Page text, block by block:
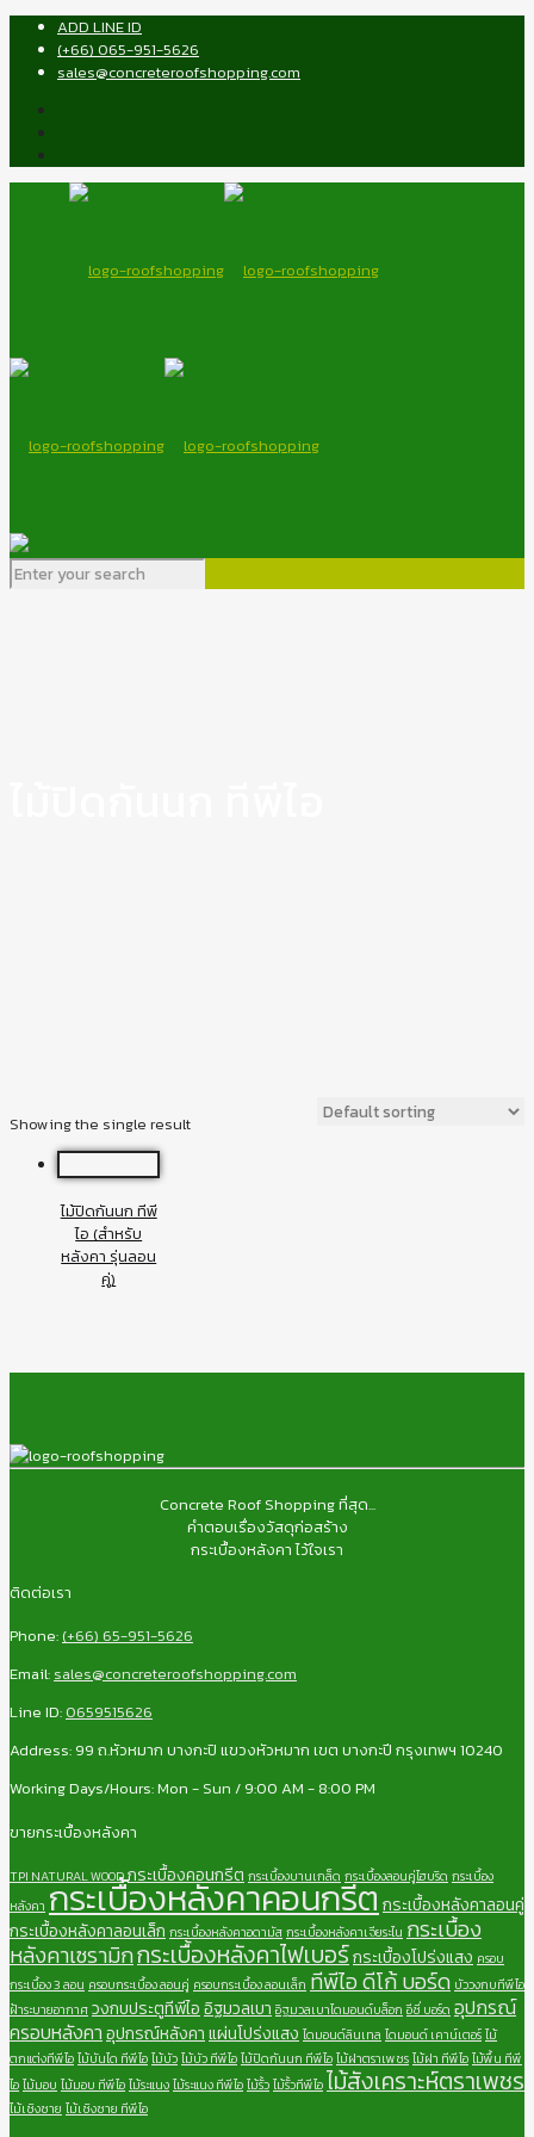
ADD LINE ID
(+66) 065-951-5626
sales@concreteroofshopping.com
Showing the single result
ไม้ปิดกันนก ทีพี
ไอ (สำหรับ
หลังคา รุ่นลอน
คู่)
Concrete Roof Shopping ที่สุด...
คำตอบเรื่องวัสดุก่อสร้าง
กระเบื้องหลังคา ไว้ใจเรา
ติดต่อเรา
Phone: (+66) 65-951-5626
Email: sales@concreteroofshopping.com
Line ID: 0659515626
Address: 99 ถ.หัวหมาก บางกะปิ แขวงหัวหมาก เขต บางกะปี กรุงเทพฯ 10240
Working Days/Hours: Mon - Sun / 9:00 AM - 8:00 PM
ขายกระเบื้องหลังคา
TPI NATURAL WOODกระเบื้องคอนกรีต กระเบื้องบานเกล็ด กระเบื้องลอนคู่ไฮบริด กระเบื้อง
หลังคา กระเบื้องหลังคาคอนกรีตกระเบื้องหลังคาลอนคู่
กระเบื้องหลังคาลอนเล็ก กระเบื้องหลังคาอดามัสกระเบื้องหลังคาเจียระไน กระเบื้อง
หลังคาเซรามิกกระเบื้องหลังคาไฟเบอร์กระเบื้องโปร่งแสง ครอบ
กระเบื้อง 3 ลอน ครอบกระเบื้อง ลอนคู่ ครอบกระเบื้อง ลอนเล็ก ทีพีไอ ดีโก้ บอร์ด บัววงกบทีพีไอ
ฝ้าระบายอากาศวงกบประตูทีพีไออิฐมวลเบา อิฐมวลเบาไดมอนด์บล็อก อีซี่ บอร์ด อุปกรณ์
ครอบหลังคาอุปกรณ์หลังคาแผ่นโปร่งแสง ไดมอนด์ลินเทล ไดมอนด์ เคาน์เตอร์ไม้
ตกแต่งทีพีไอไม้บันได ทีพีไอไม้บัวไม้บัว ทีพีไอไม้ปิดกันนก ทีพีไอไม้ฝาตราเพชรไม้ฝา ทีพีไอไม้พื้น ทีพี
ไอไม้มอบ ไม้มอบ ทีพีไอไม้ระแนงไม้ระแนง ทีพีไอไม้รั้วไม้รั้วทีพีไอไม้สังเคราะห์ตราเพชร
ไม้เชิงชาย ไม้เชิงชาย ทีพีไอ